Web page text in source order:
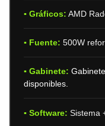
▪ Gráficos: AMD
▪ Fuente: 500W
▪ Gabinete:
disponibles.
▪ Software: Sistema